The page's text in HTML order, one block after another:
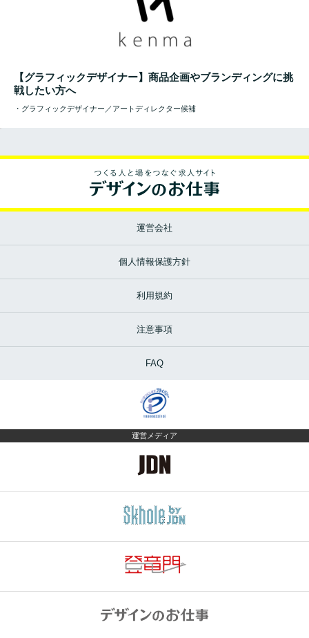
【グラフィックデザイナー】商品企画やブランディングに挑
戦したい方へ
・グラフィックデザイナー／アートディレクター候補
運営会社
個人情報保護方針
利用規約
注意事項
FAQ
運営メディア